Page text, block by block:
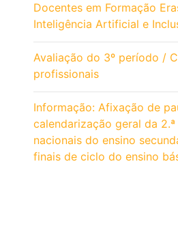
Docentes em Formação
Inteligência Artificial e
Avaliação do 3º período /
profissionais
Informação: Afixação de
calendarização geral da
nacionais do ensino
finais de ciclo do ensino